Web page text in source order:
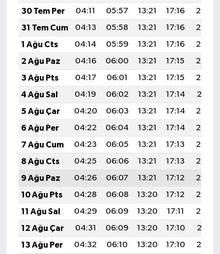
30 Tem Per
04:11 05:57 13:21 17:16
20:36
31 Tem Cum
04:13 05:58 13:21 17:16
20:35
1 Ağu Cts
04:14 05:59 13:21 17:16
20:34
2 Ağu Paz
04:16 06:00 13:21 17:15
20:33
3 Ağu Pts
04:17 06:01 13:21 17:15
20:32
4 Ağu Sal
04:19 06:02 13:21 17:14
20:31
5 Ağu Çar
04:20 06:03 13:21 17:14
20:30
6 Ağu Per
04:22 06:04 13:21 17:14
20:28
7 Ağu Cum
04:23 06:05 13:21 17:13
20:27
8 Ağu Cts
04:25 06:06 13:21 17:13
20:26
9 Ağu Paz
04:26 06:07 13:21 17:12
20:25
10 Ağu Pts
04:28 06:08 13:20 17:12
20:23
11 Ağu Sal
04:29 06:09 13:20 17:11
20:22
12 Ağu Çar
04:31 06:09 13:20 17:10
20:21
13 Ağu Per
04:32 06:10 13:20 17:10
20:19